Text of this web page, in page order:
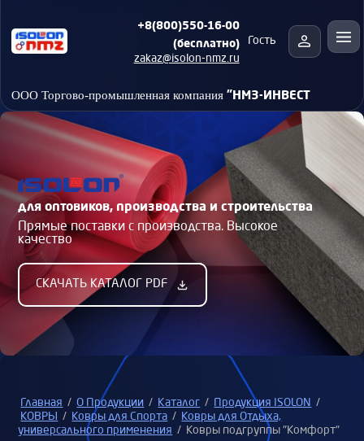
+8(800)550-16-00
(бесплатно)
zakaz@isolon-nmz.ru
Гость
ООО Торгово-промышленная компания"НМЗ-ИНВЕСТ
для оптовиков, производства и строительства
Прямые поставки с производства. Высокое
качество
СКАЧАТЬ КАТАЛОГ PDF
Главная / О Продукции / Каталог / Продукция ISOLON /
КОВРЫ
/ Ковры для Спорта / Ковры для Отдыха,
универсального применения / Ковры подгруппы "Комфорт"